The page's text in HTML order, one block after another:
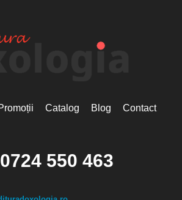
Catalog Blog Contact
0724 550 463